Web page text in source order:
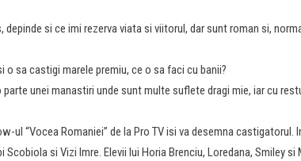
si ce imi rezerva viata si viitorul, dar sunt roman si,
o sa castigi marele premiu, ce o sa faci cu banii?
unei manastiri unde sunt multe suflete dragi mie, iar cu
ul “Vocea Romaniei” de la Pro TV isi va desemna castigatorul.
si Vizi Imre. Elevii lui Horia Brenciu, Loredana, Smiley si